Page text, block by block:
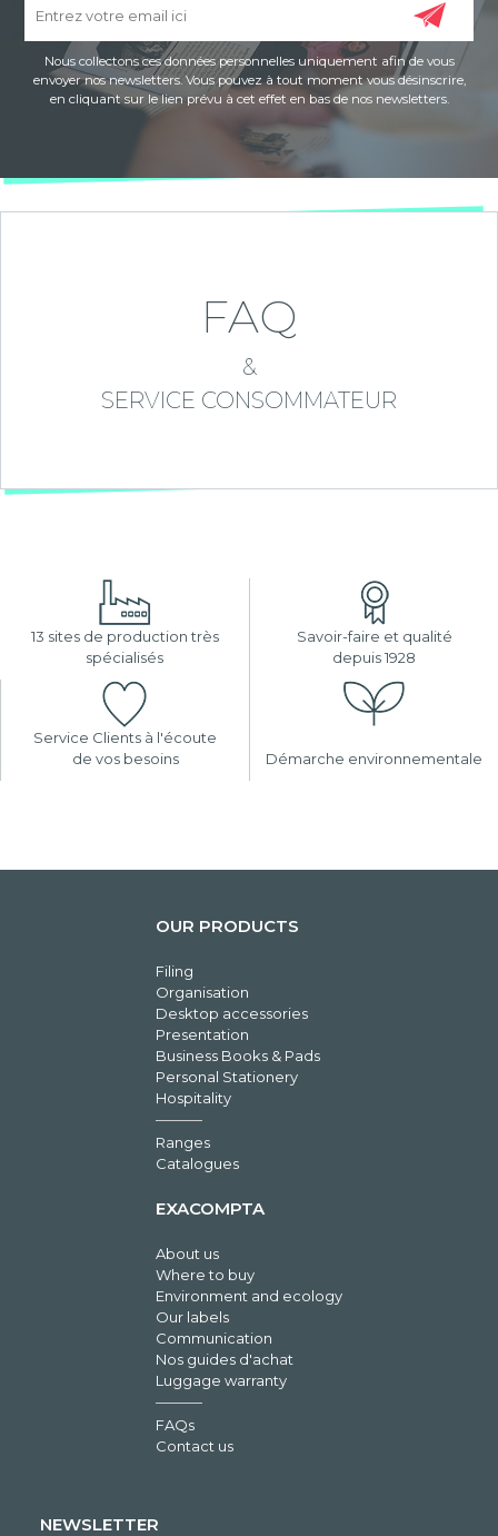
Nous collectons ces données personnelles uniquement afin de vous
envoyer nos newsletters. Vous pouvez à tout moment vous désinscrire,
en cliquant sur le lien prévu à cet effet en bas de nos newsletters.
FAQ
&
SERVICE CONSOMMATEUR
13 sites de production très
spécialisés
Savoir-faire et qualité
depuis 1928
Service Clients à l'écoute
de vos besoins
Démarche environnementale
OUR PRODUCTS
Filing
Organisation
Desktop accessories
Presentation
Business Books & Pads
Personal Stationery
Hospitality
Ranges
Catalogues
EXACOMPTA
About us
Where to buy
Environment and ecology
Our labels
Communication
Nos guides d'achat
Luggage warranty
FAQs
Contact us
NEWSLETTER